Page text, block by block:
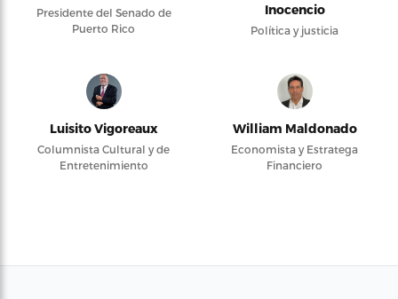
Presidente del Senado de
Puerto Rico
Inocencio
Política y justicia
Luisito Vigoreaux
Columnista Cultural y de
Entretenimiento
William Maldonado
Economista y Estratega
Financiero